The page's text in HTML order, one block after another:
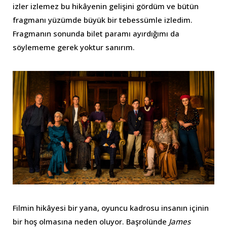
izler izlemez bu hikâyenin gelişini gördüm ve bütün
fragmanı yüzümde büyük bir tebessümle izledim.
Fragmanın sonunda bilet paramı ayırdığımı da
söylememe gerek yoktur sanırım.
Filmin hikâyesi bir yana, oyuncu kadrosu insanın içinin
bir hoş olmasına neden oluyor. Başrolünde James